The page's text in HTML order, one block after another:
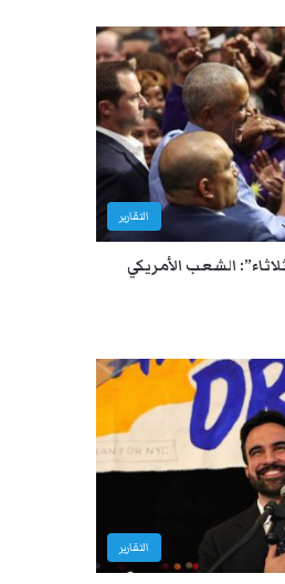
التقارير
الشعب الأمريكي
التقارير